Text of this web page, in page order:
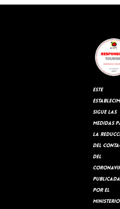
Este
sigue las
medidas
la
del
del
por el
Ministerio